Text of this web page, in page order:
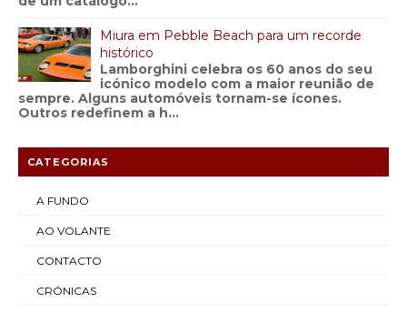
Miura em Pebble Beach para um recorde
histórico
Lamborghini celebra os 60 anos do seu
icónico modelo com a maior reunião de
sempre. Alguns automóveis tornam-se ícones.
Outros redefinem a h...
CATEGORIAS
A FUNDO
AO VOLANTE
CONTACTO
CRÓNICAS